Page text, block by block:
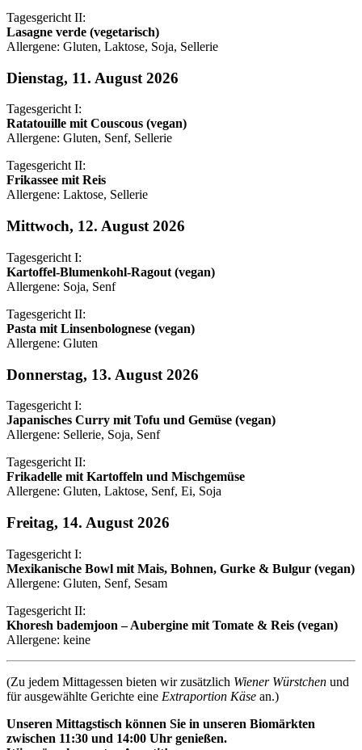
Tagesgericht II:
Lasagne verde (vegetarisch)
Allergene: Gluten, Laktose, Soja, Sellerie
Dienstag, 11. August 2026
Tagesgericht I:
Ratatouille mit Couscous (vegan)
Allergene: Gluten, Senf, Sellerie
Tagesgericht II:
Frikassee mit Reis
Allergene: Laktose, Sellerie
Mittwoch, 12. August 2026
Tagesgericht I:
Kartoffel-Blumenkohl-Ragout (vegan)
Allergene: Soja, Senf
Tagesgericht II:
Pasta mit Linsenbolognese (vegan)
Allergene: Gluten
Donnerstag, 13. August 2026
Tagesgericht I:
Japanisches Curry mit Tofu und Gemüse (vegan)
Allergene: Sellerie, Soja, Senf
Tagesgericht II:
Frikadelle mit Kartoffeln und Mischgemüse
Allergene: Gluten, Laktose, Senf, Ei, Soja
Freitag, 14. August 2026
Tagesgericht I:
Mexikanische Bowl mit Mais, Bohnen, Gurke & Bulgur (vegan)
Allergene: Gluten, Senf, Sesam
Tagesgericht II:
Khoresh bademjoon – Aubergine mit Tomate & Reis (vegan)
Allergene: keine
(Zu jedem Mittagessen bieten wir zusätzlich Wiener Würstchen und
für ausgewählte Gerichte eine Extraportion Käse an.)
Unseren Mittagstisch können Sie in unseren Biomärkten
zwischen 11:30 und 14:00 Uhr genießen.